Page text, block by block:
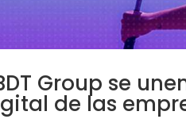
Group se
de las